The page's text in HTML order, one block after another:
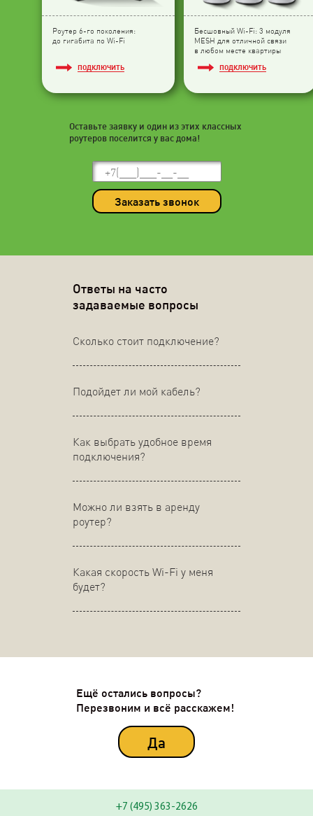
Роутер 6-го поколения:
до гигабита по Wi-Fi
ПОДКЛЮЧИТЬ
Бесшовный Wi-Fi: 3 модуля
МESH для отличной связи
в любом месте квартиры
ПОДКЛЮЧИТЬ
Оставьте заявку и один из этих классных
роутеров поселится у вас дома!
Заказать звонок
Ответы на часто
задаваемые вопросы
Сколько стоит подключение?
Подойдет ли мой кабель?
Как выбрать удобное время
подключения?
Можно ли взять в аренду
роутер?
Какая скорость Wi-Fi у меня
будет?
Ещё остались вопросы?
Перезвоним и всё расскажем!
Да
+7 (495) 363-2626